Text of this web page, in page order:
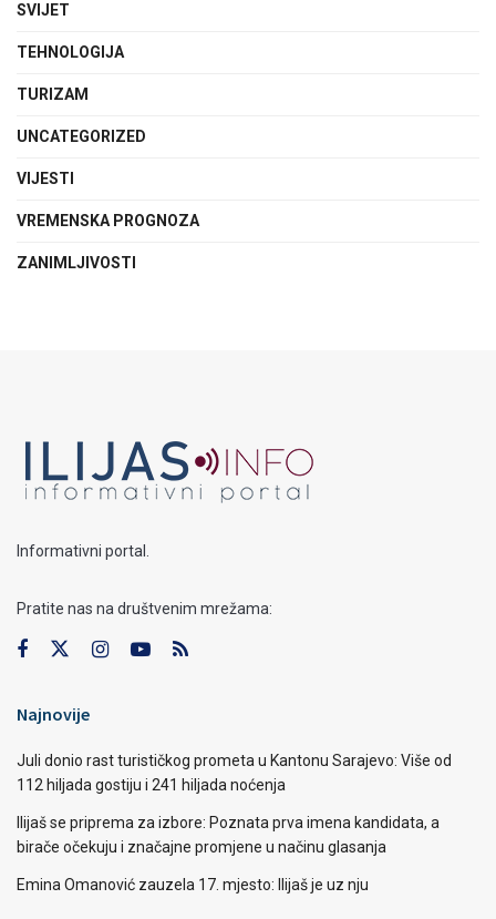
SVIJET
TEHNOLOGIJA
TURIZAM
UNCATEGORIZED
VIJESTI
VREMENSKA PROGNOZA
ZANIMLJIVOSTI
Informativni portal.
Pratite nas na društvenim mrežama:
Najnovije
Juli donio rast turističkog prometa u Kantonu Sarajevo: Više od
112 hiljada gostiju i 241 hiljada noćenja
Ilijaš se priprema za izbore: Poznata prva imena kandidata, a
birače očekuju i značajne promjene u načinu glasanja
Emina Omanović zauzela 17. mjesto: Ilijaš je uz nju